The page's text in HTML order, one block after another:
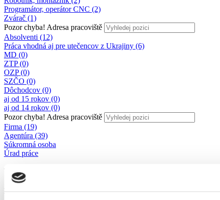
Programátor, operátor CNC (2)
Zvárač (1)
Pozor chyba! Adresa pracoviště
Absolventi (12)
Práca vhodná aj pre utečencov z Ukrajiny (6)
MD (0)
ZTP (0)
OZP (0)
SZČO (0)
Dôchodcov (0)
aj od 15 rokov (0)
aj od 14 rokov (0)
Pozor chyba! Adresa pracoviště
Firma (19)
Agentúra (39)
Súkromná osoba
Úrad práce
Upresniť výsledok
Lokalita